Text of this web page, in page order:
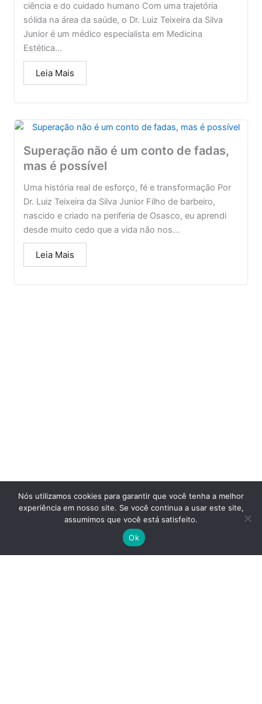
ciência e do cuidado humano Com uma trajetória
sólida na área da saúde, o Dr. Luiz Teixeira da Silva
Junior é um médico especialista em Medicina
Estética...
Leia Mais
Superação não é um conto de fadas,
mas é possível
Uma história real de esforço, fé e transformação Por
Dr. Luiz Teixeira da Silva Junior Filho de barbeiro,
nascido e criado na periferia de Osasco, eu aprendi
desde muito cedo que a vida não nos...
Leia Mais
Nós utilizamos cookies para garantir que você tenha a melhor
experiência em nosso site. Se você continua a usar este site,
assumimos que você está satisfeito.
Ok